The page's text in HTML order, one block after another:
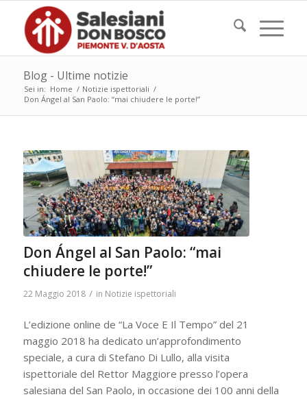
Blog - Ultime notizie
Sei in: Home / Notizie ispettoriali /
Don Ángel al San Paolo: “mai chiudere le porte!”
Don Ángel al San Paolo: “mai
chiudere le porte!”
22 Maggio 2018 / in Notizie ispettoriali
L’edizione online de “La Voce E Il Tempo” del 21
maggio 2018 ha dedicato un’approfondimento
speciale, a cura di Stefano Di Lullo, alla visita
ispettoriale del Rettor Maggiore presso l’opera
salesiana del San Paolo, in occasione dei 100 anni della